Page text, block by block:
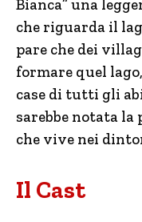
Bianca” una
che riguarda il
pare che dei
formare quel
case di tutti gli
sarebbe notata la
che vive nei
Il Cast